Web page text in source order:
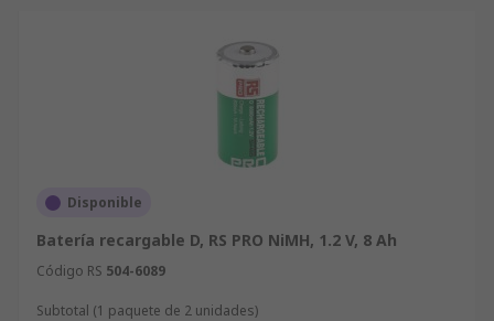
Disponible
Batería recargable D, RS PRO NiMH, 1.2 V, 8 Ah
Código RS 504-6089
Subtotal (1 paquete de 2 unidades)